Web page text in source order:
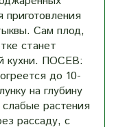
Сам плод,
станет
кухни. ПОСЕВ:
до 10-
на глубину
растения
рассаду, с